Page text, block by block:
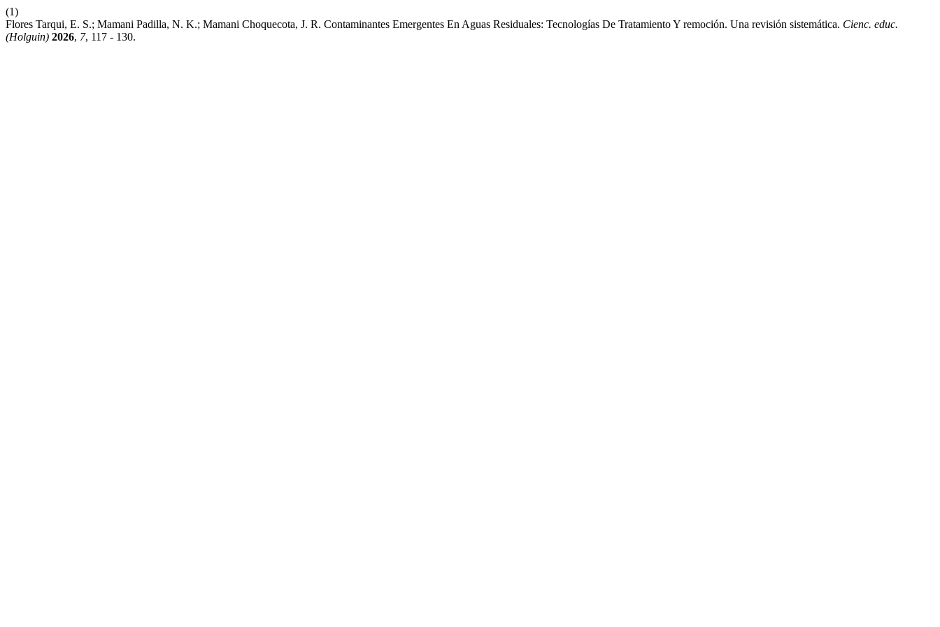
(1)
Flores Tarqui, E. S.; Mamani Padilla, N. K.; Mamani Choquecota, J. R. Contaminantes Emergentes En Aguas Residuales: Tecnologías De Tratamiento Y remoción. Una revisión sistemática. Cienc. educ.
(Holguin) 2026, 7, 117 - 130.